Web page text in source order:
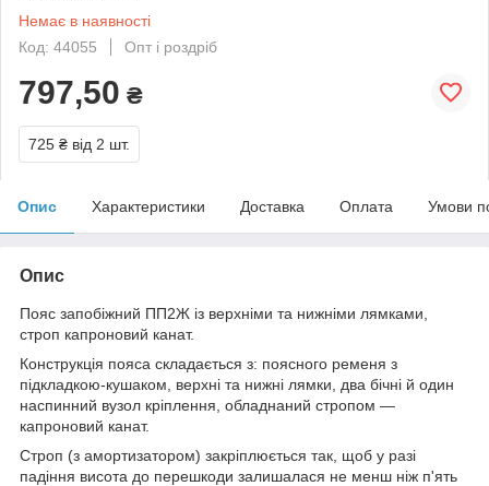
Немає в наявності
Код: 44055
Опт і роздріб
797,50 ₴
725 ₴ від 2 шт.
Опис Характеристики Доставка Оплата Умови
Опис
Пояс запобіжний ПП2Ж із верхніми та нижніми лямками,
строп капроновий канат.
Конструкція пояса складається з: поясного ременя з
підкладкою-кушаком, верхні та нижні лямки, два бічні й один
наспинний вузол кріплення, обладнаний стропом —
капроновий канат.
Строп (з амортизатором) закріплюється так, щоб у разі
падіння висота до перешкоди залишалася не менш ніж п'ять